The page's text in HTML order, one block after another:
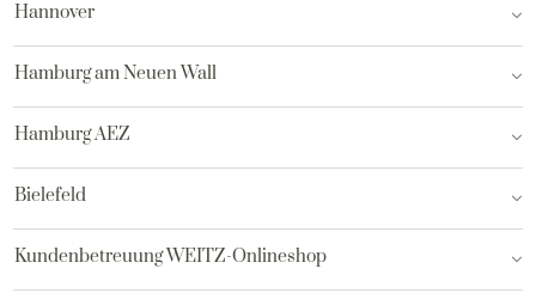
Hannover
Hamburg am Neuen Wall
Hamburg AEZ
Bielefeld
Kundenbetreuung WEITZ-Onlineshop